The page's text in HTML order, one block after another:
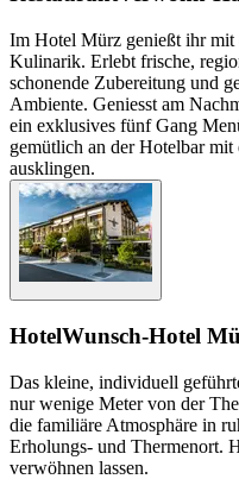
Im Hotel Mürz genießt ihr mit
Kulinarik. Erlebt frische,
schonende Zubereitung und
Ambiente. Geniesst am
ein exklusives fünf Gang
gemütlich an der Hotelbar
ausklingen.
HotelWunsch-Hotel
Das kleine, individuell
nur wenige Meter von der
die familiäre Atmosphäre in
Erholungs- und Thermenort.
verwöhnen lassen.